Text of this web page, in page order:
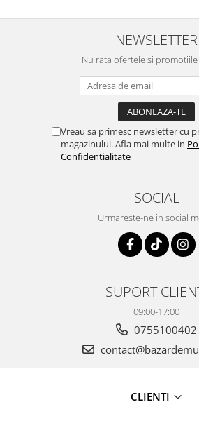
NEWSLETTER
Nu rata ofertele si
Vreau sa primesc newsletter cu
magazinului. Afla mai multe in
Confidentialitate
SOCIAL
Urmareste-ne in social
SUPORT
09:00-17:00
0755100402
CLIENTI